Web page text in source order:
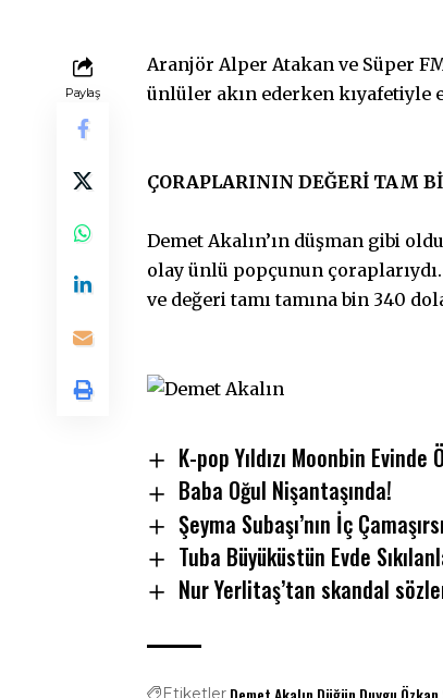
Paylaş
Aranjör Alper Atakan ve Süper
ünlüler akın ederken kıyafetiyle
ÇORAPLARININ DEĞERİ TAM
Demet Akalın’ın düşman gibi
olay ünlü popçunun
ve değeri tamı tamına bin 340
K-pop Yıldızı Moonbin
Baba Oğul Nişantaşında!
Şeyma Subaşı’nın İç
Tuba Büyüküstün Evde
Nur Yerlitaş’tan skandal
Etiketler